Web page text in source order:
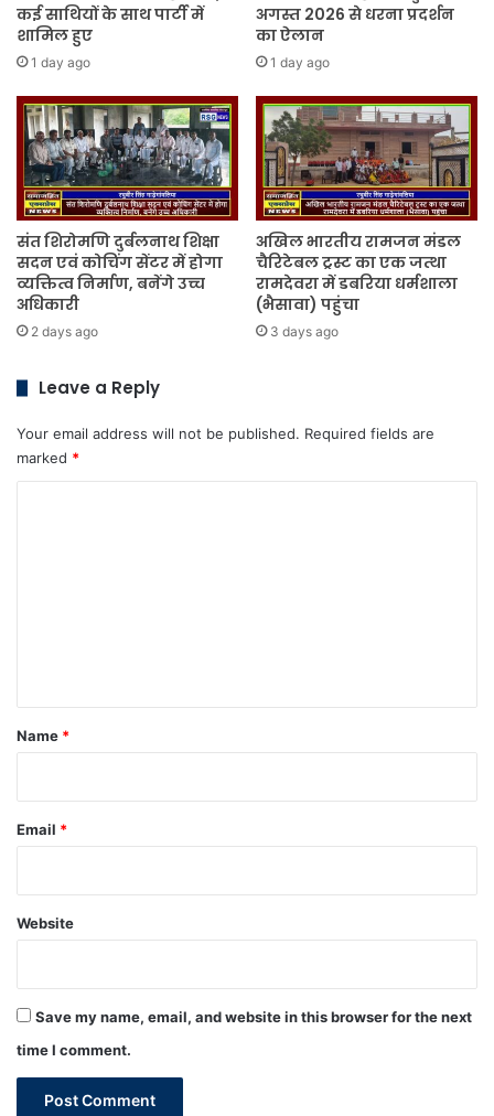
कई साथियों के साथ पार्टी में
शामिल हुए
1 day ago
अगस्त 2026 से धरना प्रदर्शन
का ऐलान
1 day ago
संत शिरोमणि दुर्बलनाथ शिक्षा
सदन एवं कोचिंग सेंटर में होगा
व्यक्तित्व निर्माण, बनेंगे उच्च
अधिकारी
2 days ago
अखिल भारतीय रामजन मंडल
चैरिटेबल ट्रस्ट का एक जत्था
रामदेवरा में डबरिया धर्मशाला
(भैसावा) पहुंचा
3 days ago
Leave a Reply
Your email address will not be published. Required fields are
marked *
*
Name *
Email *
Website
Save my name, email, and website in this browser for the next
time I comment.